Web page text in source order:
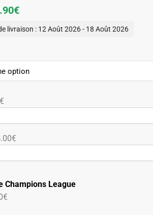
€Le
prix
49.90€.
livraison : 12 Août 2026 - 18 Août 2026
Champions League